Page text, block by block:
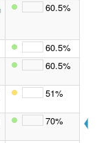
60.5%
60.5%
60.5%
51%
70%